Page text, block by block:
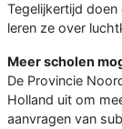
Tegelijkertijd
leren ze over
Meer scholen
De Provincie
Holland uit om
aanvragen van